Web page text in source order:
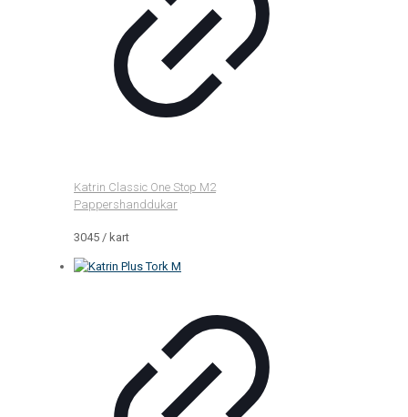
Katrin Classic One Stop M2
Pappershanddukar
3045 / kart